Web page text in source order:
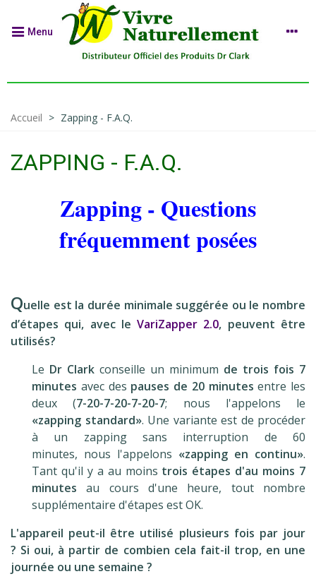
Menu
Accueil > Zapping - F.A.Q.
ZAPPING - F.A.Q.
Zapping - Questions
fréquemment posées
Quelle est la durée minimale suggérée ou le nombre
d’étapes qui, avec leVariZapper 2.0, peuvent être
utilisés?
Le Dr Clark conseille un minimum de trois fois 7
minutes avec des pauses de 20 minutes entre les
deux (7-20-7-20-7-20-7; nous l'appelons le
«zapping standard». Une variante est de procéder
à un zapping sans interruption de 60
minutes, nous l'appelons «zapping en continu».
Tant qu'il y a au moins trois étapes d'au moins 7
minutes au cours d'une heure, tout nombre
supplémentaire d'étapes est OK.
L'appareil peut-il être utilisé plusieurs fois par jour
? Si oui, à partir de combien cela fait-il trop, en une
journée ou une semaine ?